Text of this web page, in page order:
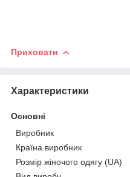
Приховати
Характеристики
Основні
Виробник
Країна виробник
Розмір жіночого одягу (UA)